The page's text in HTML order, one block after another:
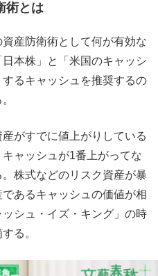
術とは
産防衛術として何が有効な
本株」と「米国のキャッシ
るキャッシュを推奨するの
がすでに値上がりしている
ャッシュが1番上がってな
株式などのリスク資産が暴
あるキャッシュの価値が相
シュ・イズ・キング」の時
る。